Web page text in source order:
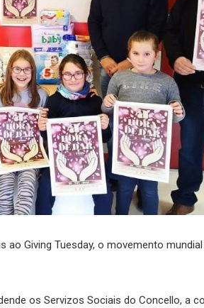
Giving Tuesday, o movemento
os Servizos Sociais do Concello, a